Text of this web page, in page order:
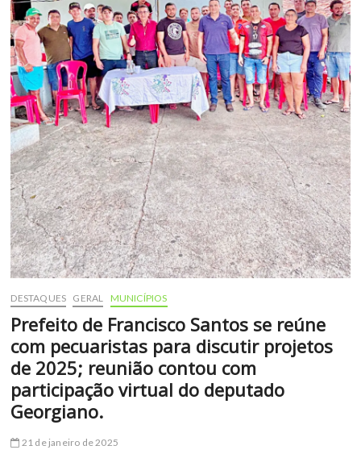
DESTAQUES GERAL MUNICÍPIOS
Prefeito de Francisco Santos se reúne
com pecuaristas para discutir projetos
de 2025; reunião contou com
participação virtual do deputado
Georgiano.
21 de janeiro de 2025